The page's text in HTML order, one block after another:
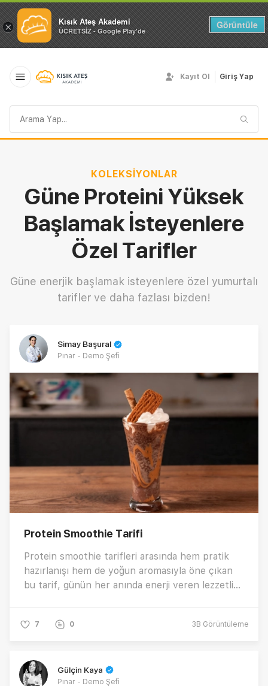
× Kısık Ateş Akademi
ÜCRETSİZ - Google Play'de
Görüntüle
sorgusu
Kayıt Ol Giriş Yap
KOLEKSIYONLAR
Güne Proteini Yüksek
Başlamak İsteyenlere
Özel Tarifler
Güne enerjik başlamak isteyenlere özel yumurtalı
tarifler ve daha fazlası bizden!
Simay Başural
Pınar - Demo Şefi
Protein Smoothie Tarifi
Protein smoothie tarifleri arasında hem pratik
hazırlanışı hem de yoğun aromasıyla öne çıkan
bu tarif, günün her anında enerji veren lezzetli
nelerdir?” gibi sıkça aranan sorulara lezzet dolu
7 0 3B Görüntüleme
Gülçin Kaya
Pınar - Demo Şefi